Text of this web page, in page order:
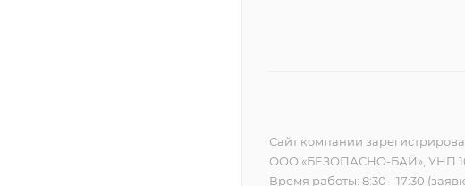
Сайт компании
ООО «БЕЗОПАСНО-БАЙ», УНП
Время работы: 8:30 - 17:30